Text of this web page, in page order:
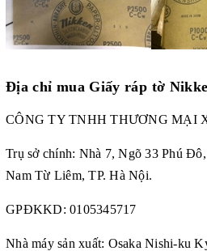
Địa chỉ mua Giấy ráp tờ
CÔNG TY TNHH THƯƠNG MẠI
Trụ sở chính: Nhà 7, Ngõ 33 Phú
Nam Từ Liêm, TP. Hà Nội.
GPĐKKD: 0105345717
Nhà máy sản xuất: Osaka Nishi-ku